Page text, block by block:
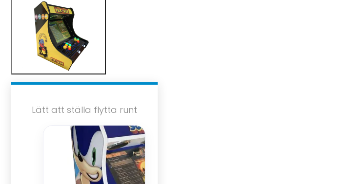
Lätt att ställa flytta runt